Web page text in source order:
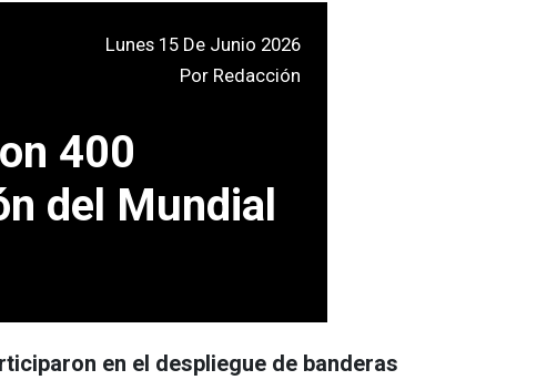
Lunes 15 De Junio 2026
Por Redacción
400
del Mundial
en el despliegue de banderas